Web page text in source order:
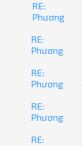
RE:
Phương
RE:
Phương
RE:
Phương
RE:
Phương
RE: